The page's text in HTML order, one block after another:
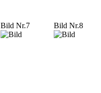
Bild Nr.7 Bild Nr.8